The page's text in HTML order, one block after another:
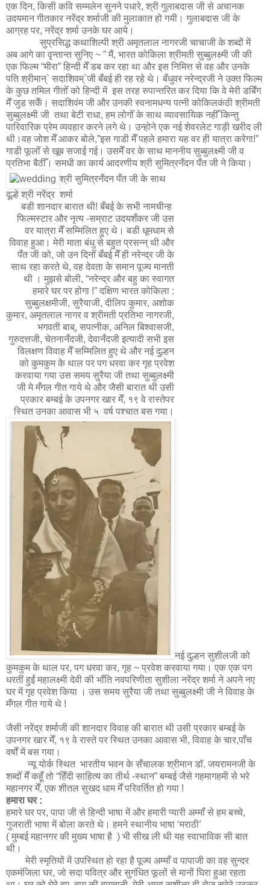
एक दिन, किसी कवि सम्मलेन सुनने पधारे, श्री गुलाबदास जी से अचानक
उदयमान गीतकार नरेंद्र शर्माजी की मुलाकात हो गयी। गुलाबदास जी के
आग्रह पर, नरेंद्र शर्मा उनके घर आये।
सुप्रसिद्ध कथाशिल्पी श्री अमृतलाल नागरजी चाचाजी के शब्दों में
अब आगे का वृन्तान्त सुनिए ~ ” मैं, भारत कोकिला श्रीमती सुब्बुलक्ष्मी जी की
एक फिल्म “मीरा” हिन्दी मेँ डब कर रहा था और इस निमित्त से वह और उनके
पति श्रीमान्` सदाशिवम्`जी बँबई ही रह रहे थे। बँधुवर नरेन्द्रजी ने उक्त फिल्म
के कुछ तमिल गीतोँ को हिन्दी में इस तरह रुपान्तरित कर दिया कि वे मेरी डबिँग
मेँ जुड सकेँ। सदाशिवंम जी और उनकी स्वनामधन्य पत्नी कोकिलकंठी श्रीमती
सुब्बुलक्ष्मी जी तथा बेटी राधा, हम लोगोँ के साथ व्यावसायिक नहीँ किन्तु
पारिवारिक प्रेम व्यवहार करने लगे थे। उन्होने एक नई शेवरलेट गाड़ी खरीद ली
थी।वह जोश मेँ आकर बोले,”इस गाडी मेँ पहले हमारा यह वर ही यात्रा करेगा!”
गाडी फूलोँ से खूब सजाई गई। उसमेँ वर के साथ माननीय सुब्बुलक्ष्मी जी व
प्रतिभा बैठीँ। समधी का कार्य आदरणीय श्री सुमित्रनँदन पँत जी ने किया।
श्री सुमित्रनँदन पँत जी के साथ
दूल्हे श्री नरेंद्र शर्मा
बडी शानदार बारात थी! बँबई के सभी नामचीन्ह
फिल्मस्टार और नृत्य -सम्राट उदयशँकर जी उस
वर यात्रा मेँ सम्मिलित हुए थे। बडी धूमधाम से
विवाह हुआ। मेरी माता बंधु से बहुत प्रसन्न् थी और
पँत जी को, जो उन दिनोँ बँबई मेँ ही नरेन्द्र जी के
साथ रहा करते थे, वह देवता के समान पूज्य मानती
थी । मुझसे बोली, “नरेन्द्र और बहु का स्वागत
हमारे घर पर होगा !” दक्षिण भारत कोकिला :
सुब्बुलक्षमीजी, सुरैयाजी, दीलिप कुमार, अशोक
कुमार, अमृतलाल नागर व श्रीमती प्रतिभा नागरजी,
भगवती बाब्, सपत्नीक, अनिल बिश्वासजी,
गुरुदत्तजी, चेतनानँदजी, देवानँदजी इत्यादी सभी इस
विलक्षण विवाह मेँ सम्मिलित हुए थे और नई दुल्हन
को कुमकुम के थाल पर पग धरवा कर गृह प्रवेश
करवाया गया उस समय सुरैया जी तथा सुब्बुलक्ष्मी
जी मे मँगल गीत गाये थे और जैसी बारात थी उसी
प्रकार बम्बई के उपनगर खार मेँ, १९ वे रास्तेपर
स्थित उनका आवास भी ५ वर्ष पश्चात बस गया।
नई दुल्हन सुशीलजी को
कुमकुम के थाल पर, पग धरवा कर, गृह ~ प्रवेश करवाया गया। एक एक पग
धरतीं हुईं महालक्ष्मी देवी की भाँति नवपरिणीता सुशीला नरेंद्र शर्मा ने अपने नए
घर में गृह प्रवेश किया । उस समय सुरैया जी तथा सुब्बुलक्ष्मी जी ने विवाह के
मँगल गीत गाये थे !
जैसी नरेंद्र शर्माजी की शानदार विवाह की बारात थी उसी प्रकार बम्बई के
उपनगर खार मेँ, १९ वे रास्ते पर स्थित उनका आवास भी, विवाह के चार,पाँच
वर्षों में बस गया।
न्यू योर्क स्थित भारतीय भवन के सँचालक श्रीमान डॉ. जयरामनजी के
शब्दोँ मेँ कहूँ तो “हिँदी साहित्य का तीर्थ -स्थान” बम्बई जैसे गहमागहमी से भरे
महानगर मेँ, एक शीतल सुखद धाम मेँ परिवर्तित हो गया !
हमारा घर :
हमारे घर पर, पापा जी से हिन्दी भाषा में और हमारी प्यारी अम्माँ से हम बच्चे,
गुजराती भाषा में बोला करते थे। हमने स्थानीय भाषा ‘मराठी’
( मुम्बई महानगर की मुख्य भाषा है ) भी सीख ली थी यह स्वाभाविक सी बात
थी।
मेरी स्मृतियों में उपस्थित हो रहा है पूज्य अम्माँ व पापाजी का वह सुन्दर
एकमंजिला घर, जो सदा पवित्र और सुगंधित फूलों से मानों घिरा हुआ रहता